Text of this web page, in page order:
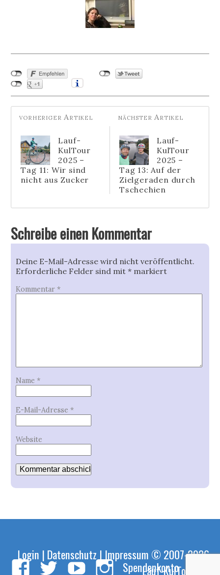
Lauf-
KulTour
2025 –
Tag 11: Wir sind
nicht aus Zucker
Lauf-
KulTour
2025 –
Tag 13: Auf der
Zielgeraden durch
Tschechien
Schreibe einen Kommentar
Deine E-Mail-Adresse wird nicht veröffentlicht.
Erforderliche Felder sind mit* markiert
Kommentar*
Name*
E-Mail-Adresse*
Website
Spendenkonto
Login | Datenschutz | Impressum © 2007-2026
Lauf-KulTour e.V.